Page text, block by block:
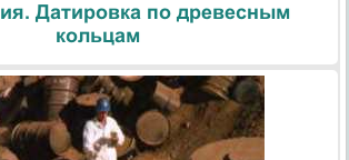
Датировка по древесным
кольцам